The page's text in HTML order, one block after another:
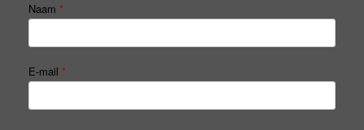
Naam *
E-mail *